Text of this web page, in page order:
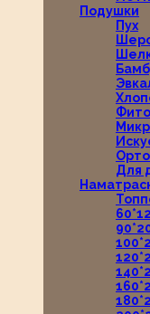
Подушки
Пух
Для